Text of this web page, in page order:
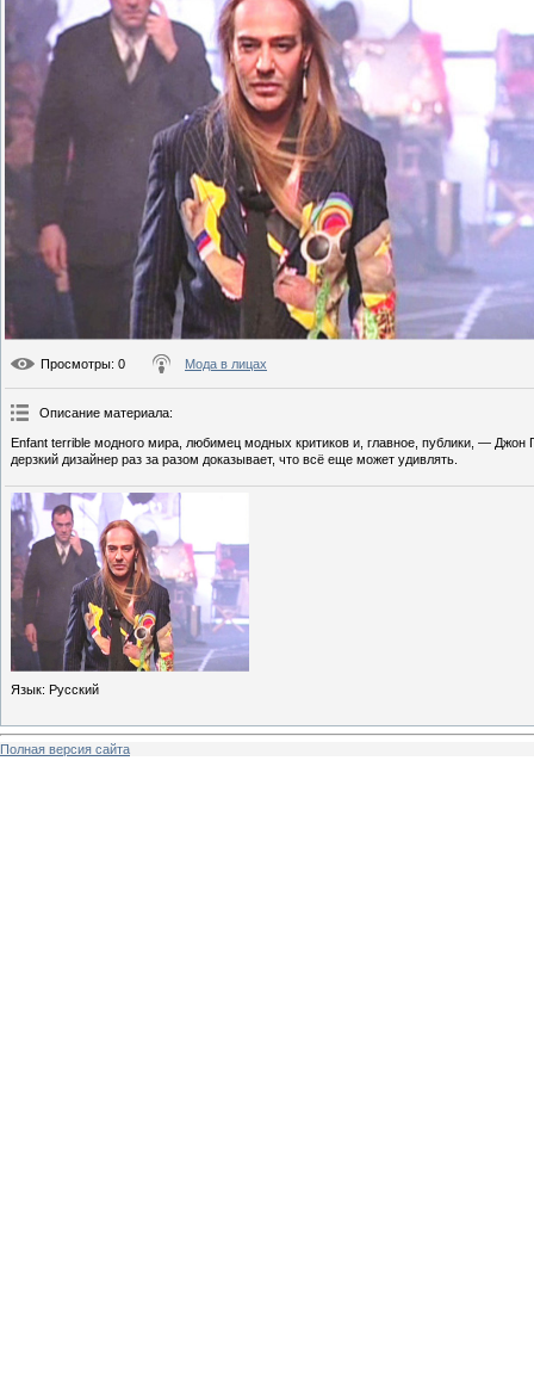
Просмотры: 0 Мода в лицах
Описание материала:
Enfant terrible модного мира, любимец модных критиков и, главное, публики, —
дерзкий дизайнер раз за разом доказывает, что всё еще может удивлять.
Язык: Русский
Полная версия сайта